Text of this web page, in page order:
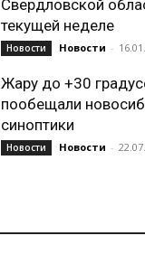
Свердловской
текущей неделе
Новости Новости -
Жару до +30
пообещали
синоптики
Новости Новости -